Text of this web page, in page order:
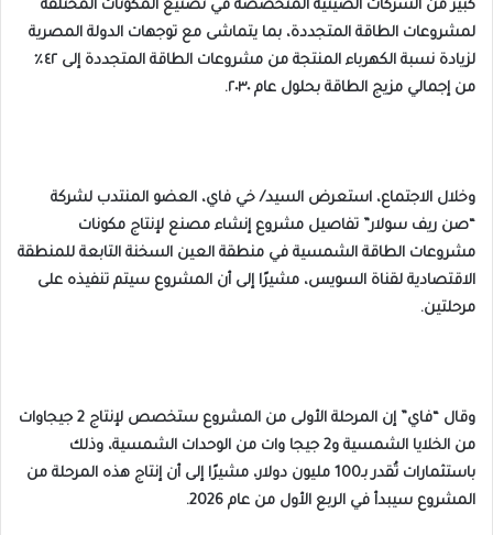
كبير من الشركات الصينية المتخصصة في تصنيع المكونات المختلفة
لمشروعات الطاقة المتجددة، بما يتماشى مع توجهات الدولة المصرية
لزيادة نسبة الكهرباء المنتجة من مشروعات الطاقة المتجددة إلى ٤٢٪
من إجمالي مزيج الطاقة بحلول عام ٢٠٣٠.
وخلال الاجتماع، استعرض السيد/ خي فاي، العضو المنتدب لشركة
“صن ريف سولار” تفاصيل مشروع إنشاء مصنع لإنتاج مكونات
مشروعات الطاقة الشمسية في منطقة العين السخنة التابعة للمنطقة
الاقتصادية لقناة السويس، مشيرًا إلى أن المشروع سيتم تنفيذه على
مرحلتين.
وقال “فاي” إن المرحلة الأولى من المشروع ستخصص لإنتاج 2 جيجاوات
من الخلايا الشمسية و2 جيجا وات من الوحدات الشمسية، وذلك
باستثمارات تُقدر بـ100 مليون دولار، مشيرًا إلى أن إنتاج هذه المرحلة من
المشروع سيبدأ في الربع الأول من عام 2026.